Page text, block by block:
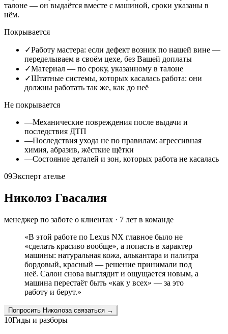
талоне — он выдаётся вместе с машиной, сроки указаны в
нём.
Покрывается
✓Работу мастера: если дефект возник по нашей вине —
переделываем в своём цехе, без Вашей доплаты
✓Материал — по сроку, указанному в талоне
✓Штатные системы, которых касалась работа: они
должны работать так же, как до неё
Не покрывается
—Механические повреждения после выдачи и
последствия ДТП
—Последствия ухода не по правилам: агрессивная
химия, абразив, жёсткие щётки
—Состояние деталей и зон, которых работа не касалась
09Эксперт ателье
Николоз Гвасалия
менеджер по заботе о клиентах · 7 лет в команде
«В этой работе по Lexus NX главное было не
«сделать красиво вообще», а попасть в характер
машины: натуральная кожа, алькантара и палитра
бордовый, красный — решение принимали под
неё. Салон снова выглядит и ощущается новым, а
машина перестаёт быть «как у всех» — за это
работу и берут.»
Попросить Николозасвязаться →
10Гиды и разборы